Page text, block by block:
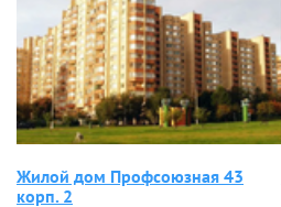
Жилой дом Профсоюзная 43
корп. 2